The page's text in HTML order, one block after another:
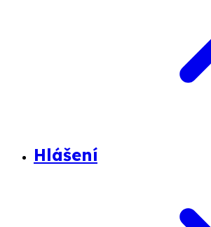
Hlášení